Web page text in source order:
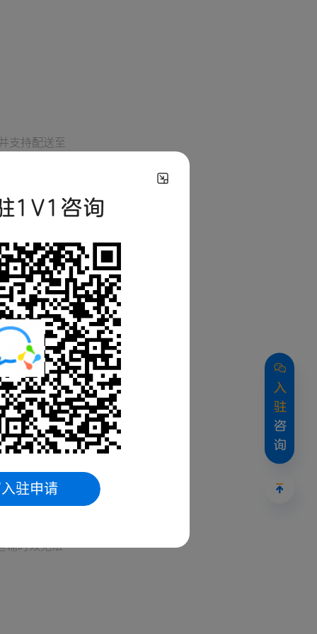
支持配送至
所签署的服
在
包装缓冲材
输时效无法
入
驻
咨
询
1V1咨询
驻申请